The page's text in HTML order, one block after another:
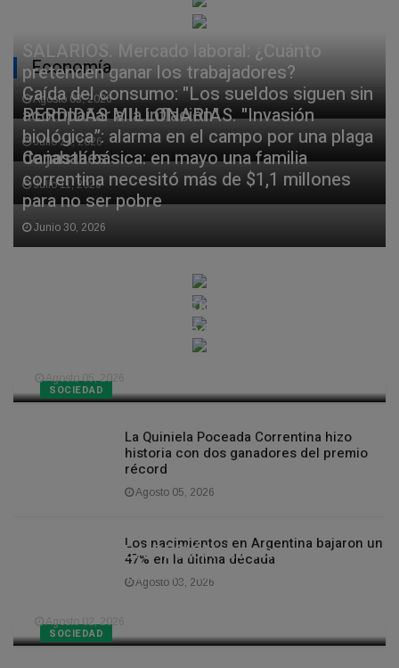
Economía
SALARIOS. Mercado laboral: ¿Cuánto
pretenden ganar los trabajadores?
Agosto 03, 2026
Caída del consumo: "Los sueldos siguen sin
acompañar a la inflación"
Julio 24, 2026
PERDIDAS MILLONARIAS. "Invasión
biológica”: alarma en el campo por una plaga
de jabalíes
Julio 11, 2026
Canasta básica: en mayo una familia
correntina necesitó más de $1,1 millones
para no ser pobre
Junio 30, 2026
SOCIEDAD
TIEMPO EN CORRIENTES. Fuerte lluvia y
luego frío: así estará el tiempo en
Agosto 05, 2026
La Quiniela Poceada Correntina hizo
historia con dos ganadores del premio
récord
Agosto 05, 2026
Los nacimientos en Argentina bajaron un
47% en la última década
Agosto 03, 2026
SOCIEDAD
CLIMA EN LA REGIÓN. La semana
llegará con lluvias y días cálidos a
Agosto 02, 2026